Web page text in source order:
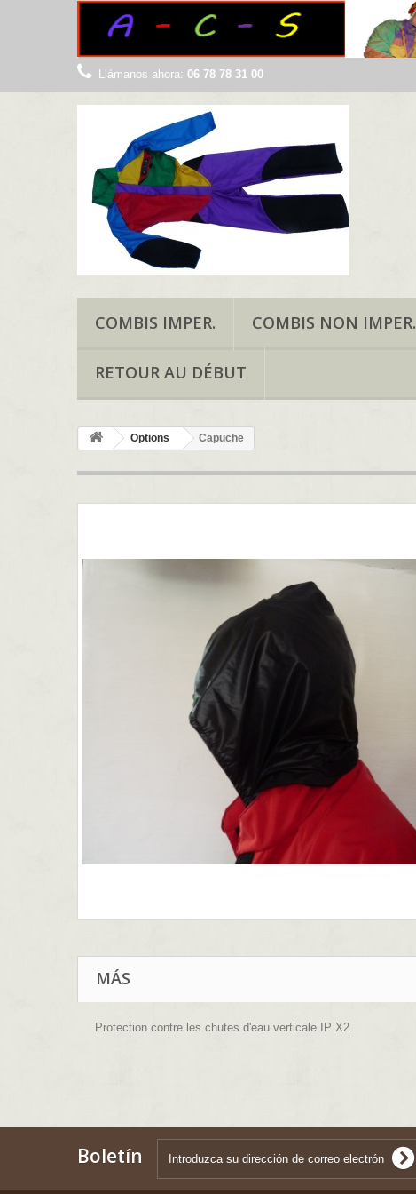
Llámanos ahora: 06 78 78 31 00
COMBIS IMPER. COMBIS NON IMPER.
RETOUR AU DÉBUT
Options Capuche
MÁS
Protection contre les chutes d'eau verticale IP X2.
Boletín